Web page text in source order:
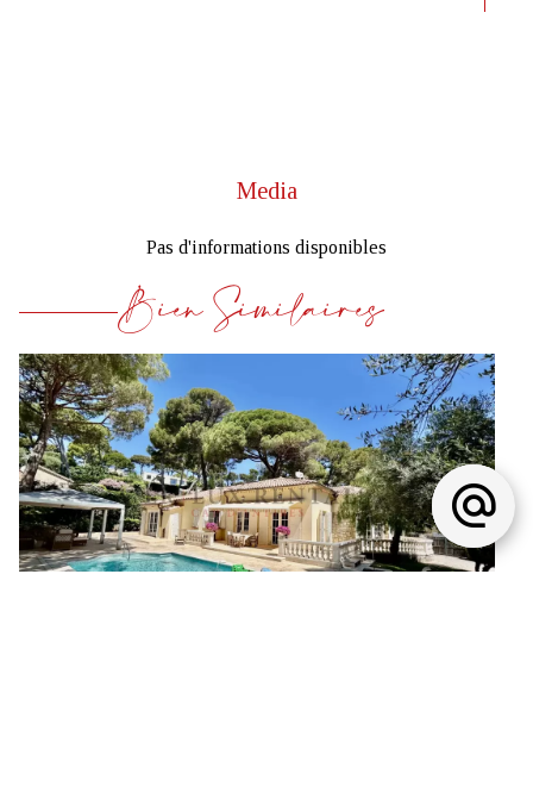
Media
Pas d'informations disponibles
Bien Similaires